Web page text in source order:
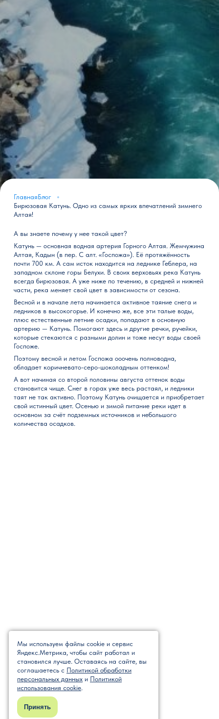
ГлавнаяБлог
Бирюзовая Катунь. Одно из самых ярких впечатлений зимнего
Алтая!
А вы знаете почему у нее такой цвет?
Катунь — основная водная артерия Горного Алтая. Жемчужина
Алтая, Кадын (в пер. С алт. «Госпожа»). Её протяжённость
почти 700 км. А сам исток находится на леднике Геблера, на
западном склоне горы Белухи. В своих верховьях река Катунь
всегда бирюзовая. А уже ниже по течению, в средней и нижней
части, река меняет свой цвет в зависимости от сезона.
Весной и в начале лета начинается активное таяние снега и
ледников в высокогорье. И конечно же, все эти талые воды,
плюс естественные летние осадки, попадают в основную
артерию — Катунь. Помогают здесь и другие речки, ручейки,
которые стекаются с разными долин и тоже несут воды своей
Госпоже.
Поэтому весной и летом Госпожа ооочень полноводна,
обладает коричневато-серо-шоколадным оттенком!
А вот начиная со второй половины августа оттенок воды
становится чище. Снег в горах уже весь растаял, и ледники
таят не так активно. Поэтому Катунь очищается и приобретает
свой истинный цвет. Осенью и зимой питание реки идет в
основном за счёт подземных источников и небольшого
количества осадков.
Мы используем файлы cookie и сервис
Яндекс.Метрика, чтобы сайт работал и
становился лучше. Оставаясь на сайте, вы
соглашаетесь с Политикой обработки
персональных данных и Политикой
использования cookie.
Принять